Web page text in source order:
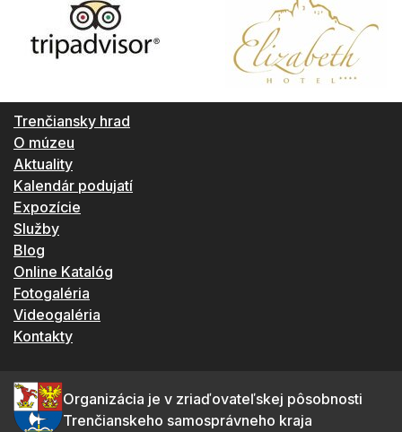
Trenčiansky hrad
O múzeu
Aktuality
Kalendár podujatí
Expozície
Služby
Blog
Online Katalóg
Fotogaléria
Videogaléria
Kontakty
Organizácia je v zriaďovateľskej pôsobnosti
Trenčianskeho samosprávneho kraja